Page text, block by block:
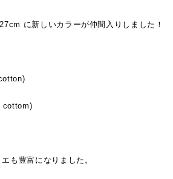
に新しいカラーが仲間入りしました！
cottom)
も豊富になりました。